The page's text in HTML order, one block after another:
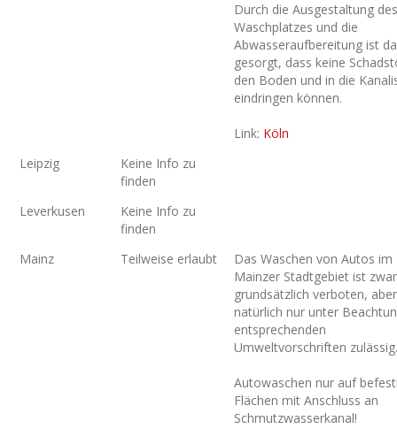
Durch die Ausgestaltung des
Waschplatzes und die
Abwasseraufbereitung ist
gesorgt, dass keine
den Boden und in die
eindringen können.
Link: Köln
Leipzig
Keine Info zu
finden
Leverkusen
Keine Info zu
finden
Mainz
Teilweise erlaubt
Das Waschen von Autos im
Mainzer Stadtgebiet ist
grundsätzlich verboten, aber
natürlich nur unter
entsprechenden
Umweltvorschriften zulässig.
Autowaschen nur auf
Flächen mit Anschluss an
Schmutzwasserkanal!